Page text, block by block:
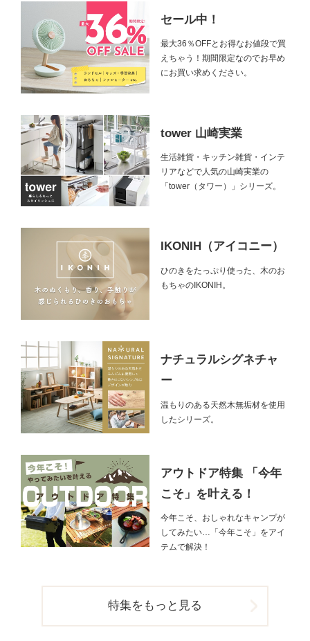
セール中！
最大36％OFFとお得なお値段で買
えちゃう！期間限定なのでお早め
にお買い求めください。
tower 山崎実業
生活雑貨・キッチン雑貨・インテ
リアなどで人気の山崎実業の
「tower（タワー）」シリーズ。
IKONIH（アイコニー）
ひのきをたっぷり使った、木のお
もちゃのIKONIH。
ナチュラルシグネチャ
ー
温もりのある天然木無垢材を使用
したシリーズ。
アウトドア特集 「今年
こそ」を叶える！
今年こそ、おしゃれなキャンプが
してみたい…「今年こそ」をアイ
テムで解決！
特集をもっと見る